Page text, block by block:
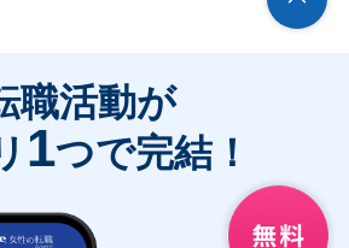
職活動が
1つで完結！